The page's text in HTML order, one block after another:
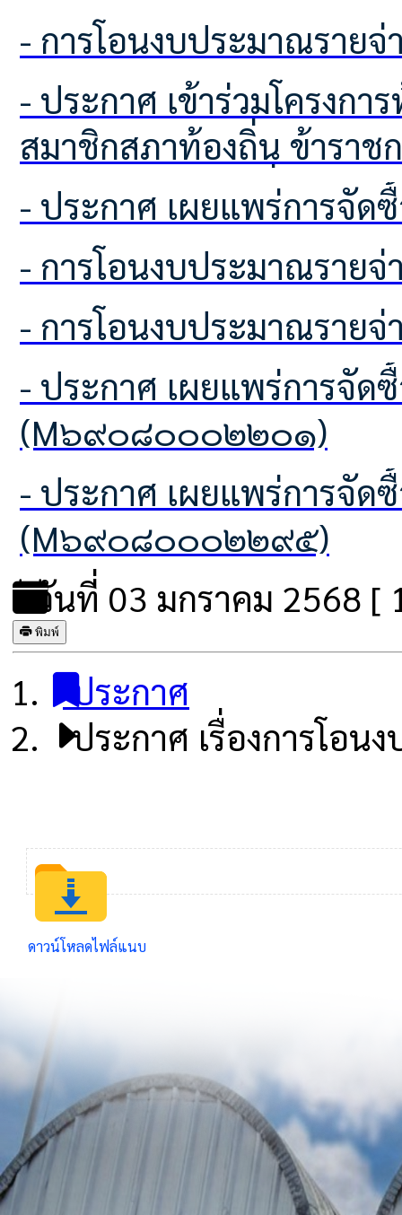
- การโอนงบประมาณรา
- ประกาศ เข้าร่วมโครงการท้องถิ่นโปร่งใส ไร้ยาเสพติด ของคณะผู้บริหารท้องถิ่น
สมาชิกสภาท้องถิ่น ข้าราช
ปกครองส่วนท้องถิ่นทุกปร
บริหารส่วนตำบลโคกเพลา
ป้องกันยาเสพติด
- ประกาศ เผยแพ
- การโอนงบประมาณรา
- การโอนงบประมาณรา
- ประกาศ เผยแพร่การจัดซื้อจัดจ้าง ประจำปีงบประมาณ พ.ศ.2569
(M๖๙๐๘๐๐๐๒๒๐๑)
- ประกาศ เผยแพร่การจัดซื้อจัดจ้าง ประจำปีงบประมาณ พ.ศ.2569
(M๖๙๐๘๐๐๐๒๒๙๕)
วันที่ 03 มกราคม 2568 [
พิมพ์
ประกาศ
ประกาศ เรื่องการโอ